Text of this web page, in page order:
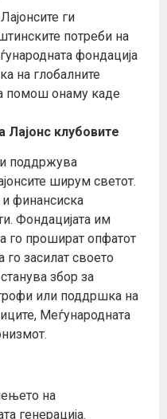
Лајонсите ги
потреби на
фондација
на глобалните
помош онаму каде
Лајонс клубовите
поддржува
ширум светот.
финансиска
Фондацијата им
го прошират опфатот
го засилат своето
збор за
или поддршка на
Меѓународната
на
генерација.